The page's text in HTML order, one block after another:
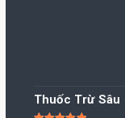
Thuốc Trừ Sâu